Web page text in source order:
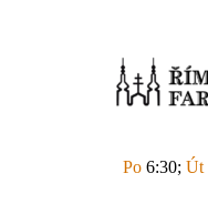
Po 6:30; Út